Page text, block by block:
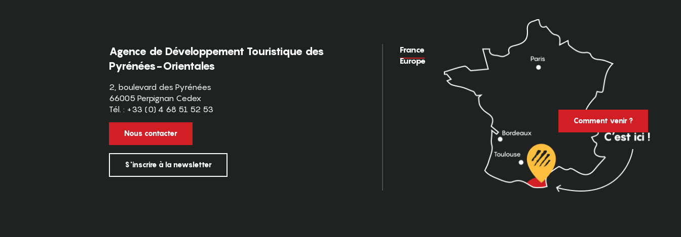
Agence de Développement Touristique des
Pyrénées-Orientales
2, boulevard des Pyrénées
66005 Perpignan Cedex
Tél. : +33 (0) 4 68 51 52 53
Nous contacter
S'inscrire à la newsletter
France
Europe
Comment venir ?